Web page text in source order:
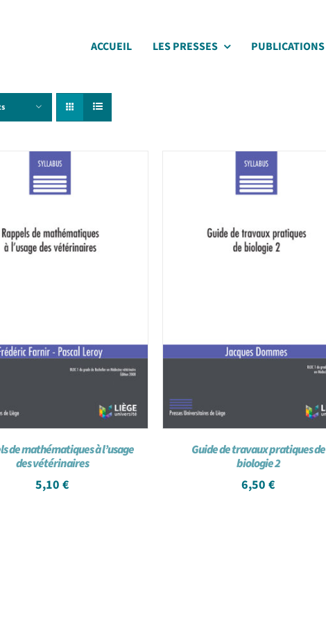
ACCUEIL LES PRESSES PUBLICATIONS
de mathématiques à l’usage
des vétérinaires
5,10 €
Guide de travaux pratiques de
biologie 2
6,50€